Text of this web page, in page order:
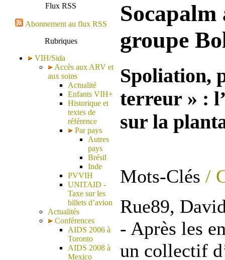
Flux RSS
Abonnement au flux RSS
Rubriques
VIH/Sida
Accès aux ARV et
aux soins
Actualité
Enfants VIH+
Historique et
textes de
référence
Par pays
Autres
pays
Brésil
Inde
PVVIH
UNITAID -
Taxe sur les
billets d’avion
Actualités
Conférences
AIDS 2006 à
Toronto
AIDS 2008 à
Mexico
Socapalm
groupe
Spoliation,
terreur » :
sur la
Mots-Clés /
Rue89,
- Après les
un collectif